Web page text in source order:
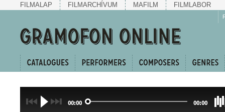
FILMALAP FILMARCHÍVUM MAFILM FILMLABOR
00:00 00:00